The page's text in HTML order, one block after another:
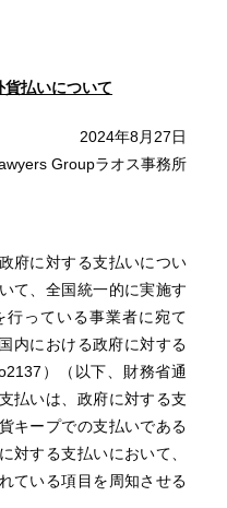
貨払いについて
2024年8月27日
Groupラオス事務所
府に対する支払いについ
て、全国統一的に実施す
っている事業者に宛て
内における政府に対する
）（以下、財務省通
払いは、政府に対する支
キープでの支払いである
対する支払いにおいて、
ている項目を周知させる